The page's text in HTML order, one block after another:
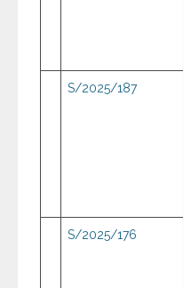
S/2025/187
S/2025/176